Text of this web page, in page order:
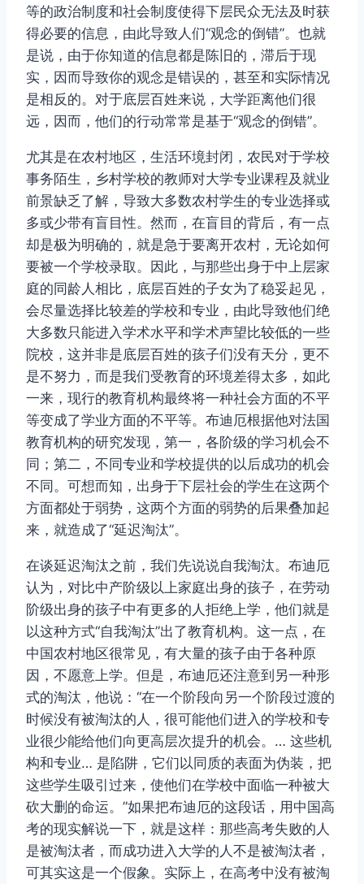
等的政治制度和社会制度使得下层民众无法及时获
得必要的信息，由此导致人们“观念的倒错”。也就
是说，由于你知道的信息都是陈旧的，滞后于现
实，因而导致你的观念是错误的，甚至和实际情况
是相反的。对于底层百姓来说，大学距离他们很
远，因而，他们的行动常常是基于“观念的倒错”。
尤其是在农村地区，生活环境封闭，农民对于学校
事务陌生，乡村学校的教师对大学专业课程及就业
前景缺乏了解，导致大多数农村学生的专业选择或
多或少带有盲目性。然而，在盲目的背后，有一点
却是极为明确的，就是急于要离开农村，无论如何
要被一个学校录取。因此，与那些出身于中上层家
庭的同龄人相比，底层百姓的子女为了稳妥起见，
会尽量选择比较差的学校和专业，由此导致他们绝
大多数只能进入学术水平和学术声望比较低的一些
院校，这并非是底层百姓的孩子们没有天分，更不
是不努力，而是我们受教育的环境差得太多，如此
一来，现行的教育机构最终将一种社会方面的不平
等变成了学业方面的不平等。布迪厄根据他对法国
教育机构的研究发现，第一，各阶级的学习机会不
同；第二，不同专业和学校提供的以后成功的机会
不同。可想而知，出身于下层社会的学生在这两个
方面都处于弱势，这两个方面的弱势的后果叠加起
来，就造成了“延迟淘汰”。
在谈延迟淘汰之前，我们先说说自我淘汰。布迪厄
认为，对比中产阶级以上家庭出身的孩子，在劳动
阶级出身的孩子中有更多的人拒绝上学，他们就是
以这种方式“自我淘汰”出了教育机构。这一点，在
中国农村地区很常见，有大量的孩子由于各种原
因，不愿意上学。但是，布迪厄还注意到另一种形
式的淘汰，他说：“在一个阶段向另一个阶段过渡的
时候没有被淘汰的人，很可能他们进入的学校和专
业很少能给他们向更高层次提升的机会。… 这些机
构和专业… 是陷阱，它们以同质的表面为伪装，把
这些学生吸引过来，使他们在学校中面临一种被大
砍大删的命运。”如果把布迪厄的这段话，用中国高
考的现实解说一下，就是这样：那些高考失败的人
是被淘汰者，而成功进入大学的人不是被淘汰者，
可其实这是一个假象。实际上，在高考中没有被淘